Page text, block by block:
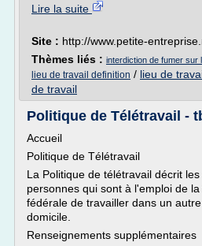
Lire la suite
Site : http://www.petite-
Thèmes liés : interdiction de fumer sur
lieu de travail definition / lieu de
de travail
Politique de Télétravail -
Accueil
Politique de Télétravail
La Politique de télétravail décrit
personnes qui sont à l'emploi de
fédérale de travailler dans un
domicile.
Renseignements supplémentaires